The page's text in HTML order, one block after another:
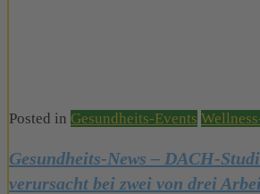
Posted in Gesundheits-Events
Gesundheits-News – DACH-
verursacht bei zwei von drei